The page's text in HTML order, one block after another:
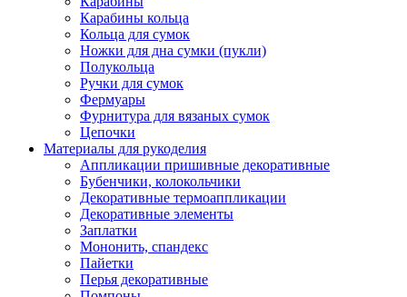
Карабины кольца
Кольца для сумок
Ножки для дна сумки (пукли)
Полукольца
Ручки для сумок
Фермуары
Фурнитура для вязаных сумок
Цепочки
Материалы для рукоделия
Аппликации пришивные декоративные
Бубенчики, колокольчики
Декоративные термоаппликации
Декоративные элементы
Заплатки
Мононить, спандекс
Пайетки
Перья декоративные